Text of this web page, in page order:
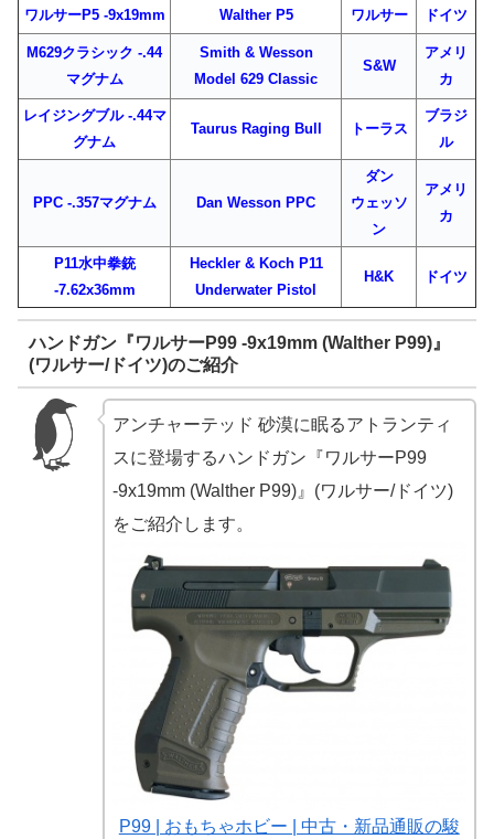
ワルサーP5 -9x19mm Walther P5 ワルサー ドイツ
M629クラシック -.44
マグナム
Smith & Wesson
Model 629 Classic
S&W
アメリ
カ
レイジングブル -.44マ
グナム
Taurus Raging Bull トーラス
ブラジ
ル
PPC -.357マグナム Dan Wesson PPC
ダン
ウェッソ
ン
アメリ
カ
P11水中拳銃
-7.62x36mm
Heckler & Koch P11
Underwater Pistol
H&K ドイツ
ハンドガン『ワルサーP99 -9x19mm (Walther P99)』
(ワルサー/ドイツ)のご紹介
アンチャーテッド 砂漠に眠るアトランティ
スに登場するハンドガン『ワルサーP99
-9x19mm (Walther P99)』(ワルサー/ドイツ)
をご紹介します。
P99 | おもちゃホビー | 中古・新品通販の駿